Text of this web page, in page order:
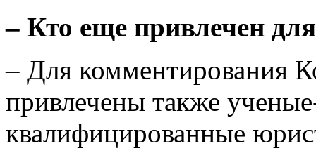
– Кто еще привлечен
– Для комментирования
привлечены также
квалифицированные